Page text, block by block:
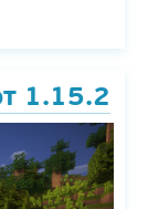
1.15.2